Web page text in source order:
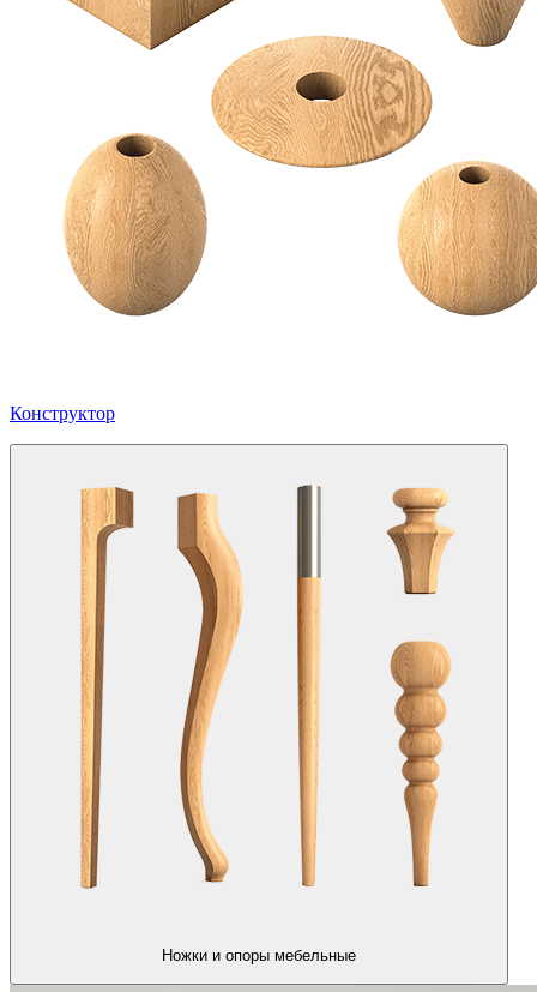
Конструктор
Ножки и опоры мебельные